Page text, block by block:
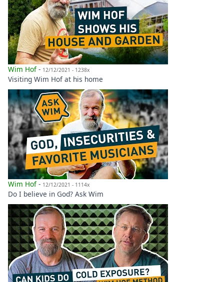
Wim Hof- 12/12/2021 - 1238x
Visiting Wim Hof at his home
Wim Hof- 12/12/2021 - 1114x
Do I believe in God? Ask Wim